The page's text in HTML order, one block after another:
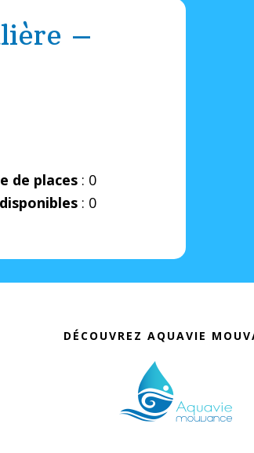
–
de places: 0
: 0
DÉCOUVREZ AQUAVIE